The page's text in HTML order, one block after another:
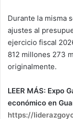
Durante la misma
ajustes al
ejercicio fiscal
812 millones 273
originalmente.
LEER MÁS: Expo
económico en
https://